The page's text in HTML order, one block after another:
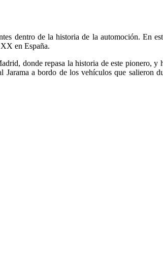
dentro de la historia de la automoción. En
en España.
donde repasa la historia de este pionero,
a bordo de los vehículos que salieron